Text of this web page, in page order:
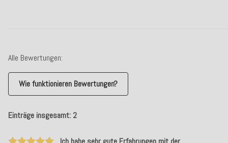
Alle Bewertungen:
Wie funktionieren Bewertungen?
Einträge insgesamt: 2